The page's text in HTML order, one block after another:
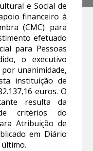
e Social de
financeiro à
(CMC) para
efetuado
para Pessoas
o executivo
unanimidade,
instituição de
euros. O
resulta da
critérios do
Atribuição de
em Diário